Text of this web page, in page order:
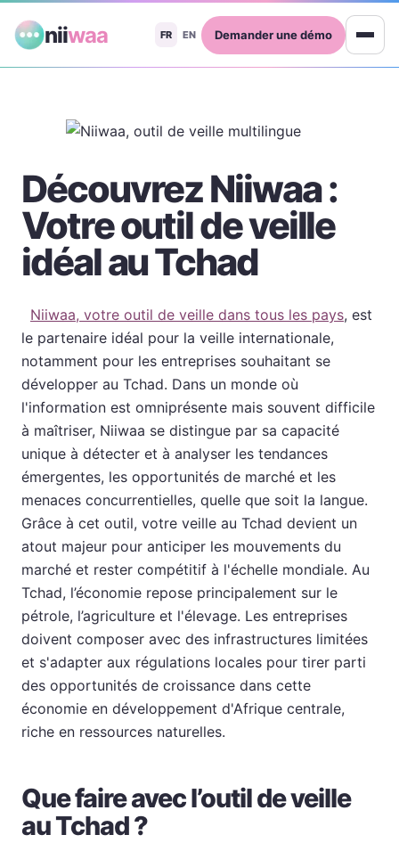
niiwaa FR EN Demander une démo
Découvrez Niiwaa :
Votre outil de veille
idéal au Tchad
Niiwaa, votre outil de veille dans tous les pays, est
le partenaire idéal pour la veille internationale,
notamment pour les entreprises souhaitant se
développer au Tchad. Dans un monde où
l'information est omniprésente mais souvent difficile
à maîtriser, Niiwaa se distingue par sa capacité
unique à détecter et à analyser les tendances
émergentes, les opportunités de marché et les
menaces concurrentielles, quelle que soit la langue.
Grâce à cet outil, votre veille au Tchad devient un
atout majeur pour anticiper les mouvements du
marché et rester compétitif à l'échelle mondiale. Au
Tchad, l’économie repose principalement sur le
pétrole, l’agriculture et l'élevage. Les entreprises
doivent composer avec des infrastructures limitées
et s'adapter aux régulations locales pour tirer parti
des opportunités de croissance dans cette
économie en développement d'Afrique centrale,
riche en ressources naturelles.
Que faire avec l’outil de veille
au Tchad ?